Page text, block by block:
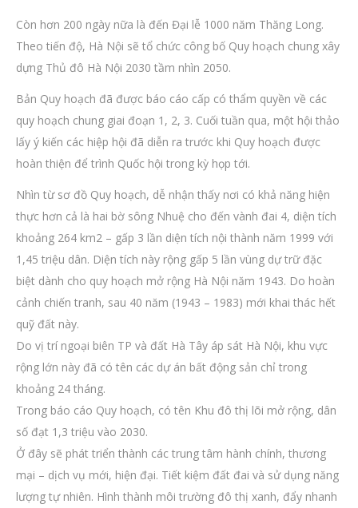
Còn hơn 200 ngày nữa là đến Đại lễ 1000 năm Thăng Long.
Theo tiến độ, Hà Nội sẽ tổ chức công bố Quy hoạch chung xây
dựng Thủ đô Hà Nội 2030 tầm nhìn 2050.
Bản Quy hoạch đã được báo cáo cấp có thẩm quyền về các
quy hoạch chung giai đoạn 1, 2, 3. Cuối tuần qua, một hội thảo
lấy ý kiến các hiệp hội đã diễn ra trước khi Quy hoạch được
hoàn thiện để trình Quốc hội trong kỳ họp tới.
Nhìn từ sơ đồ Quy hoạch, dễ nhận thấy nơi có khả năng hiện
thực hơn cả là hai bờ sông Nhuệ cho đến vành đai 4, diện tích
khoảng 264 km2 – gấp 3 lần diện tích nội thành năm 1999 với
1,45 triệu dân. Diện tích này rộng gấp 5 lần vùng dự trữ đặc
biệt dành cho quy hoạch mở rộng Hà Nội năm 1943. Do hoàn
cảnh chiến tranh, sau 40 năm (1943 – 1983) mới khai thác hết
quỹ đất này.
Do vị trí ngoại biên TP và đất Hà Tây áp sát Hà Nội, khu vực
rộng lớn này đã có tên các dự án bất động sản chỉ trong
khoảng 24 tháng.
Trong báo cáo Quy hoạch, có tên Khu đô thị lõi mở rộng, dân
số đạt 1,3 triệu vào 2030.
Ở đây sẽ phát triển thành các trung tâm hành chính, thương
mại – dịch vụ mới, hiện đại. Tiết kiệm đất đai và sử dụng năng
lượng tự nhiên. Hình thành môi trường đô thị xanh, đẩy nhanh